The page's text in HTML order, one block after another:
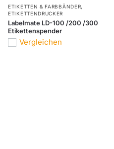
ETIKETTEN & FARBBÄNDER,
ETIKETTENDRUCKER
Labelmate LD-100 /200 /300
Etikettenspender
Vergleichen